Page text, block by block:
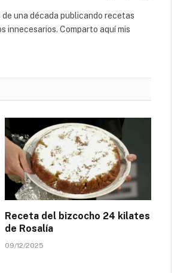
una década publicando recetas
innecesarios. Comparto aquí mis
Receta del bizcocho 24 kilates
de Rosalía
09/12/2025